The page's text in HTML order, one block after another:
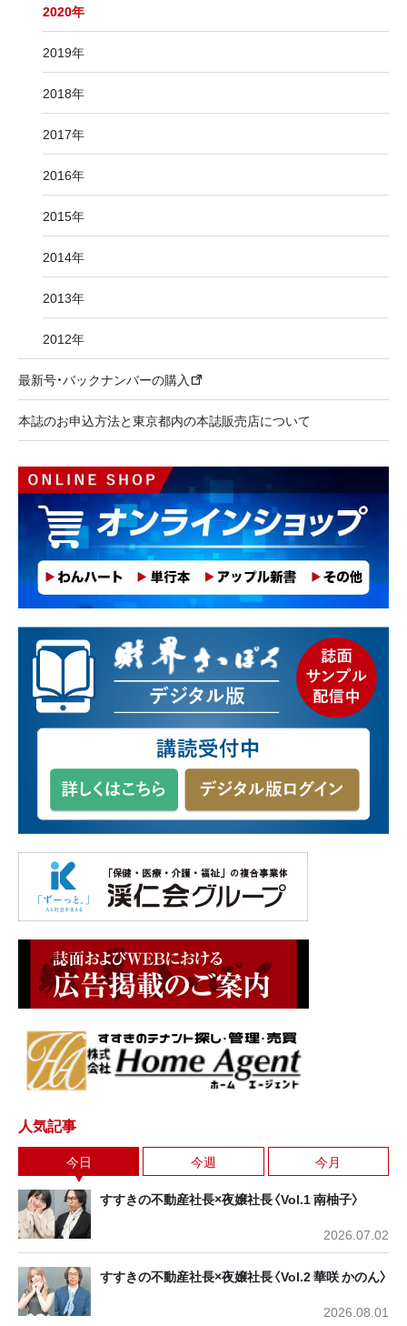
2020年
2019年
2018年
2017年
2016年
2015年
2014年
2013年
2012年
最新号・バックナンバーの購入
本誌のお申込方法と東京都内の本誌販売店について
人気記事
今日 今週 今月
すすきの不動産社長×夜嬢社長〈Vol.1 南柚子〉
2026.07.02
すすきの不動産社長×夜嬢社長〈Vol.2 華咲 かのん〉
2026.08.01